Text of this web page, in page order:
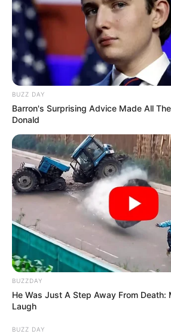
BUZZ DAY
Barron's Surprising Advice Made All
Donald
BUZZDAY
He Was Just A Step Away From Death:
Laugh
BUZZ DAY